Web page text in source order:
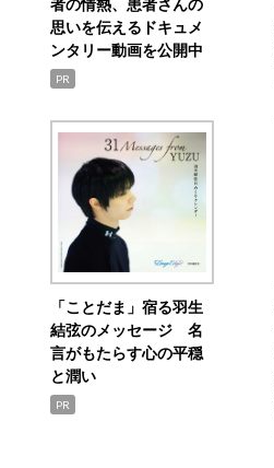
者の情熱、患者さんの
思いを伝えるドキュメ
ンタリー動画を公開中
PR
「ことだま」宿る羽生
結弦のメッセージ 名
言がもたらす心の平穏
と潤い
PR